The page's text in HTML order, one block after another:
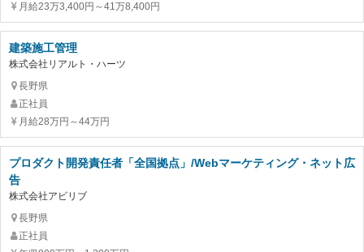
月給23万3,400円～41万8,400円
建築施工管理
株式会社リアルト・ハーツ
長野県
正社員
月給28万円～44万円
プロダクト開発責任者「全国拠点」/Webマーケティング・ネット広
告
株式会社アビリブ
長野県
正社員